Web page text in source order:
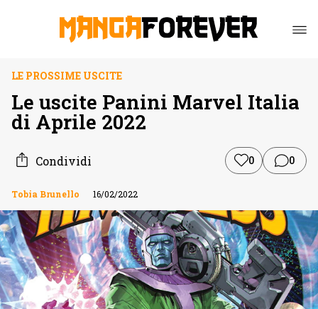
LE PROSSIME USCITE
Le uscite Panini Marvel Italia
di Aprile 2022
Condividi 0 0
Tobia Brunello 16/02/2022